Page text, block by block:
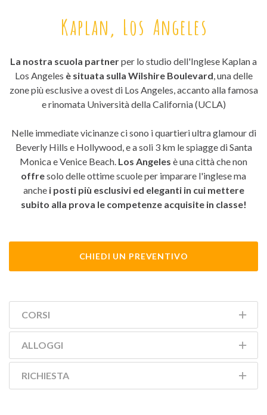
Kaplan, Los Angeles
La nostra scuola partnerper lo studio dell'Inglese Kaplan a
Los Angeles è situata sulla Wilshire Boulevard , una delle
zone più esclusive a ovest di Los Angeles, accanto alla famosa
e rinomata Università della California (UCLA)
Nelle immediate vicinanze ci sono i quartieri ultra glamour di
Beverly Hills e Hollywood, e a soli 3 km le spiagge di Santa
Monica e Venice Beach. Los Angeles è una città che non
offresolo delle ottime scuole per imparare l'inglese ma
anche i posti più esclusivi ed eleganti in cui mettere
subito alla prova le competenze acquisite in classe!
CHIEDI UN PREVENTIVO
CORSI
ALLOGGI
RICHIESTA